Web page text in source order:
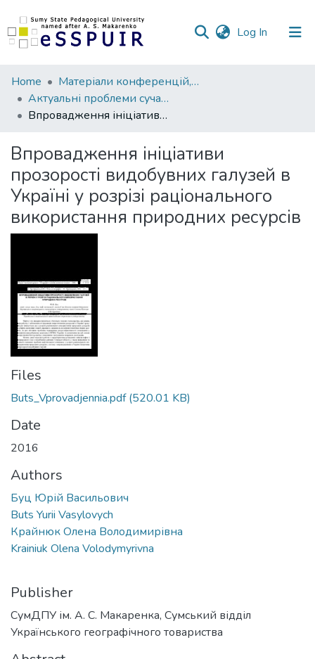
Log In (current)
Communities
&
Collections
Statistics
Home
Матеріали конференцій, семінарів, читань
Актуальні проблеми сучасної географічної науки та освіти
Впровадження ініціативи прозорості видобувних галузей в Україні у розрізі раціонального використання природних ресурсів
Впровадження ініціативи
прозорості видобувних галузей в
Україні у розрізі раціонального
використання природних ресурсів
Files
Buts_Vprovadjennia.pdf(520.01 KB)
Date
2016
Authors
Буц Юрій Васильович
Buts Yurii Vasylovych
Крайнюк Олена Володимирівна
Krainiuk Olena Volodymyrivna
Publisher
СумДПУ ім. А. С. Макаренка, Сумський відділ
Українського географічного товариства